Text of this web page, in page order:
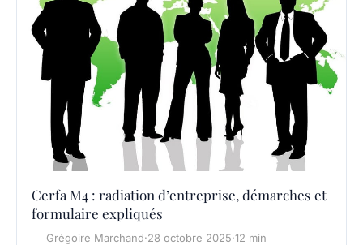
Cerfa M4 : radiation d’entreprise, démarches et
formulaire expliqués
Grégoire Marchand·28 octobre 2025·12 min